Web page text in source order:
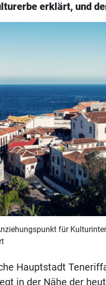
erklärt, und
für
Hauptstadt
in der Nähe der